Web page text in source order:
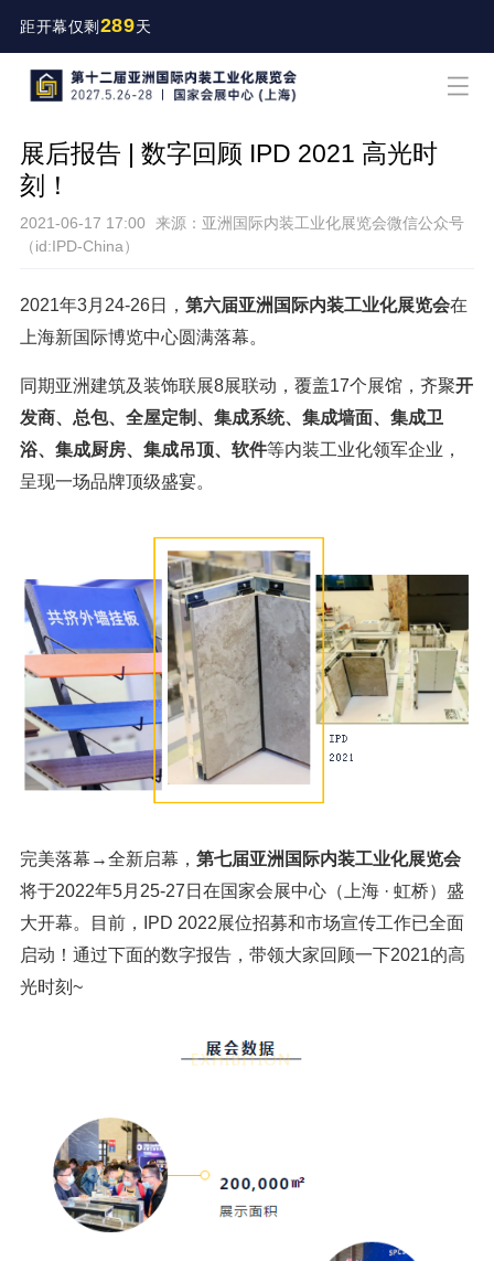
距开幕仅剩 289天
展后报告 | 数字回顾 IPD 2021 高光时
刻！
2021-06-17 17:00
来源：亚洲国际内装工业化展览会微信公众号
（id:IPD-China）
2021年3月24-26日， 第六届亚洲国际内装工业化展览会在
上海新国际博览中心圆满落幕。
同期亚洲建筑及装饰联展8展联动，覆盖17个展馆，齐聚开
发商、 总包、全屋定制、集成系统、集成墙面、集成卫
浴、集成厨房、集成吊顶、软件等内装工业化领军企业，
呈现一场品牌顶级盛宴。
完美落幕→全新启幕， 第七届亚洲国际内装工业化展览会
将于2022年5月25-27日在国家会展中心（上海 · 虹桥）盛
大开幕。目前，IPD 2022展位招募和市场宣传工作已全面
启动！通过下面的数字报告，带领大家回顾一下2021的高
光时刻~